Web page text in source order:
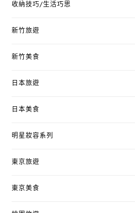
收納技巧/生活巧思
新竹旅遊
新竹美食
日本旅遊
日本美食
明星妝容系列
東京旅遊
東京美食